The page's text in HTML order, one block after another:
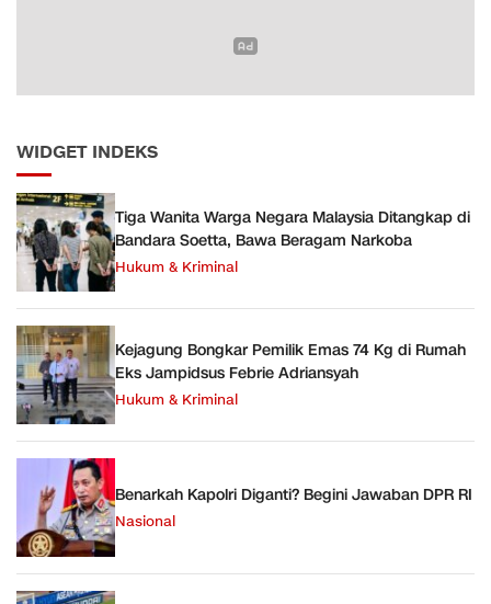
WIDGET INDEKS
Tiga Wanita Warga Negara Malaysia Ditangkap di
Bandara Soetta, Bawa Beragam Narkoba
Hukum & Kriminal
Kejagung Bongkar Pemilik Emas 74 Kg di Rumah
Eks Jampidsus Febrie Adriansyah
Hukum & Kriminal
Benarkah Kapolri Diganti? Begini Jawaban DPR RI
Nasional